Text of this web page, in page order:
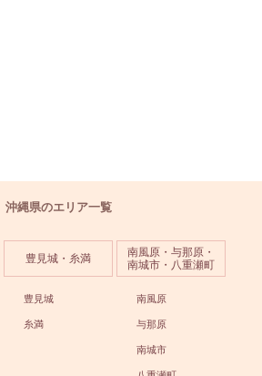
沖縄県のエリア一覧
豊見城・糸満
豊見城
糸満
南風原・与那原・
南城市・八重瀬町
南風原
与那原
南城市